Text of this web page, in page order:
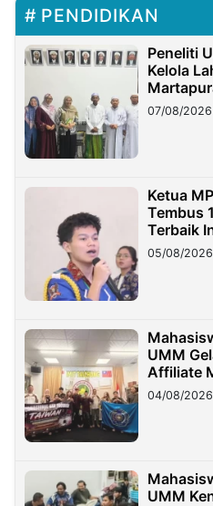
PENDIDIKAN
Peneliti
Kelola
07/08/
Ketua
Tembus
Terbaik
05/08/
UMM
Affiliate
Migran
04/08/
UMM